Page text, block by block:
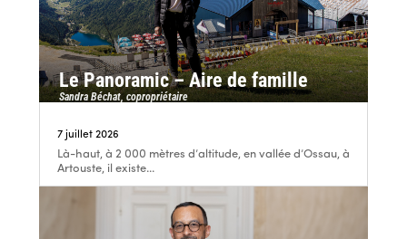
Le Panoramic – Aire de famille
Sandra Béchat, copropriétaire
7 juillet 2026
Là-haut, à 2 000 mètres d’altitude, en vallée d’Ossau, à
Artouste, il existe...